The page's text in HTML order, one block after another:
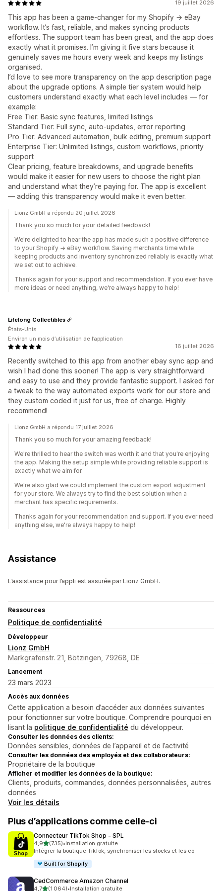
19 juillet 2026
This app has been a game‑changer for my Shopify → eBay
workflow. It’s fast, reliable, and makes syncing products
effortless. The support team has been great, and the app does
exactly what it promises. I’m giving it five stars because it
genuinely saves me hours every week and keeps my listings
organised.
I’d love to see more transparency on the app description page
about the upgrade options. A simple tier system would help
customers understand exactly what each level includes — for
example:
Free Tier: Basic sync features, limited listings
Standard Tier: Full sync, auto‑updates, error reporting
Pro Tier: Advanced automation, bulk editing, premium support
Enterprise Tier: Unlimited listings, custom workflows, priority
support
Clear pricing, feature breakdowns, and upgrade benefits
would make it easier for new users to choose the right plan
and understand what they’re paying for. The app is excellent
— adding this transparency would make it even better.
Lionz GmbH a répondu 20 juillet 2026
Thank you so much for your detailed feedback!
We're delighted to hear the app has made such a positive difference
to your Shopify → eBay workflow. Saving merchants time while
keeping products and inventory synchronized reliably is exactly what
we set out to achieve.
Thanks again for your support and recommendation. If you ever have
more ideas or need anything, we're always happy to help!
16 juillet 2026
Recently switched to this app from another ebay sync app and
wish I had done this sooner! The app is very straightforward
and easy to use and they provide fantastic support. I asked for
a tweak to the way automated exports work for our store and
they custom coded it just for us, free of charge. Highly
recommend!
Lifelong Collectibles
États-Unis
Environ un mois d’utilisation de l’application
Lionz GmbH a répondu 17 juillet 2026
Thank you so much for your amazing feedback!
We're thrilled to hear the switch was worth it and that you're enjoying
the app. Making the setup simple while providing reliable support is
exactly what we aim for.
We're also glad we could implement the custom export adjustment
for your store. We always try to find the best solution when a
merchant has specific requirements.
Thanks again for your recommendation and support. If you ever need
anything else, we're always happy to help!
Assistance
L’assistance pour l’appli est assurée par Lionz GmbH.
Ressources
Politique de confidentialité
Développeur
Lionz GmbH
Markgrafenstr. 21, Bötzingen, 79268, DE
Lancement
23 mars 2023
Accès aux données
Cette application a besoin d’accéder aux données suivantes
pour fonctionner sur votre boutique. Comprendre pourquoi en
lisant la politique de confidentialité du développeur.
Consulter les données des clients:
Données sensibles, données de l’appareil et de l’activité
Consulter les données des employés et des collaborateurs:
Propriétaire de la boutique
Afficher et modifier les données de la boutique:
Clients, produits, commandes, données personnalisées, autres
données
Voir les détails
Plus d’applications comme celle-ci
Connecteur TikTok Shop ‑ SPL
4,9étoile(s) sur 5
(735)
735 avis au total
•Installation gratuite
Intégrer la boutique TikTok, synchroniser les stocks et les co
Built for Shopify
CedCommerce Amazon Channel
4,7étoile(s) sur 5
(1 064)•Installation gratuite